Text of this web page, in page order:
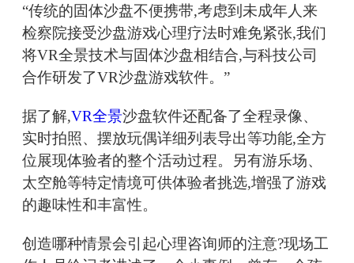
“传统的固体沙盘不便携带,考虑到未成年人来
检察院接受沙盘游戏心理疗法时难免紧张,我们
将VR全景技术与固体沙盘相结合,与科技公司
合作研发了VR沙盘游戏软件。”
据了解,VR全景沙盘软件还配备了全程录像、
实时拍照、摆放玩偶详细列表导出等功能,全方
位展现体验者的整个活动过程。另有游乐场、
太空舱等特定情境可供体验者挑选,增强了游戏
的趣味性和丰富性。
创造哪种情景会引起心理咨询师的注意?现场工